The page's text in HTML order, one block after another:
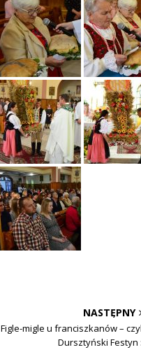
NASTĘPNY
Figle-migle u franciszkanów –
Dursztyński Festyn